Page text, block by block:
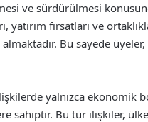
ve sürdürülmesi
yatırım fırsatları ve
Bu sayede
yalnızca ekonomik
sahiptir. Bu tür ilişkiler,